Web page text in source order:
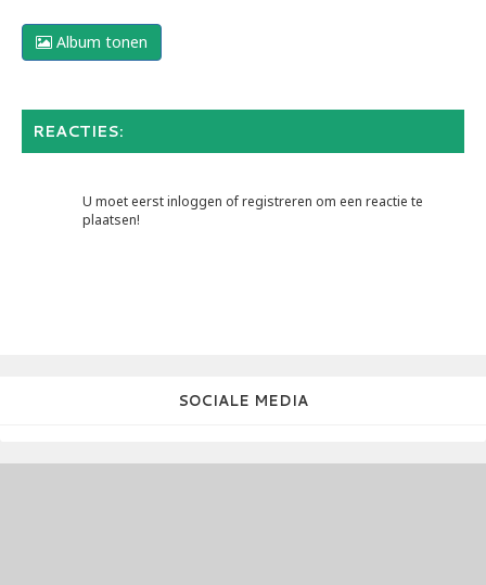
Album tonen
REACTIES:
U moet eerst inloggen of registreren om een reactie te
plaatsen!
SOCIALE MEDIA